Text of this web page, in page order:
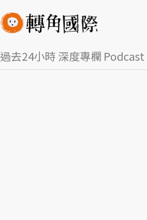
過去24小時深度專欄 Podcast